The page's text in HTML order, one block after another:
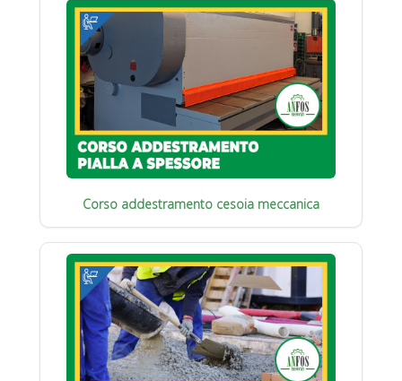
Corso addestramento cesoia meccanica